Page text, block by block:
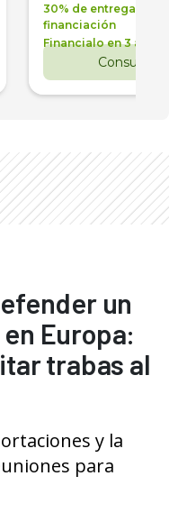
30% de entrega +
financiación
Financialo en 3 años
Consultar
un
Europa:
trabas al
y la
para